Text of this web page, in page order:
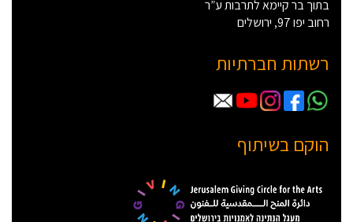
בתוך בר קיימא לתרבות ע”ר
רחוב יפו 97, ירושלים
רשתות חברתיות
הוקם בשיתוף